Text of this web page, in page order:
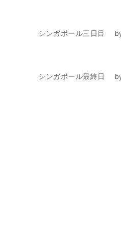
シンガポール三日目
シンガポール最終日